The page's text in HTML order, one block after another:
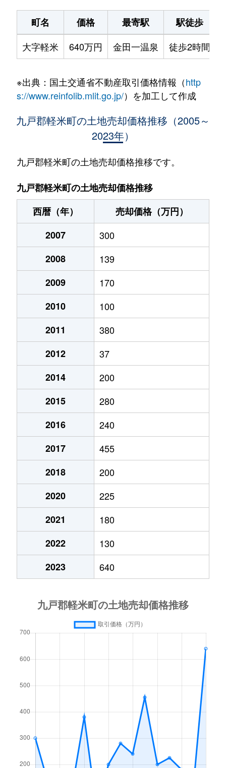
町名 価格 最寄駅 駅徒歩
大字軽米
640万円 金田一温泉 徒歩2時間
※出典：国土交通省不動産取引価格情報（http
s://www.reinfolib.mlit.go.jp/）を加工して作成
九戸郡軽米町の土地売却価格推移（2005～
2023年）
九戸郡軽米町の土地売却価格推移です。
九戸郡軽米町の土地売却価格推移
西暦（年）
売却価格（万円）
2007
300
2008
139
2009
170
2010
100
2011
380
2012
37
2014
200
2015
280
2016
240
2017
455
2018
200
2020
225
2021
180
2022
130
2023
640